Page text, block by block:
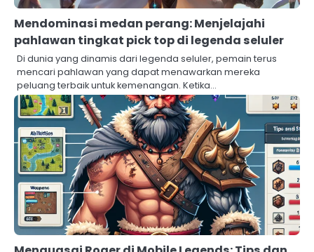
Mendominasi medan perang: Menjelajahi
pahlawan tingkat pick top di legenda seluler
Di dunia yang dinamis dari legenda seluler, pemain terus
mencari pahlawan yang dapat menawarkan mereka
peluang terbaik untuk kemenangan. Ketika…